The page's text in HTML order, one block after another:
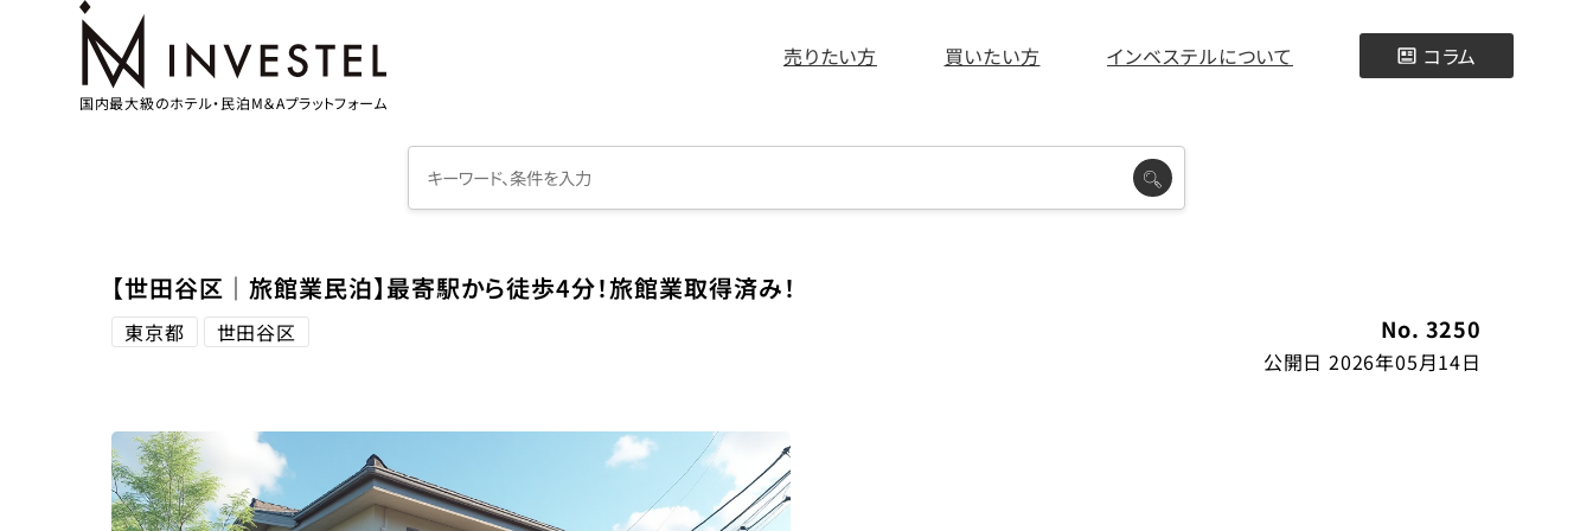
国内最大級のホテル・民泊M＆Aプラットフォーム
売りたい方 買いたい方 インベステルについて コラム
【世田谷区｜旅館業民泊】最寄駅から徒歩4分！旅館業取得済み！
東京都 世田谷区 No. 3250
公開日 2026年05月14日